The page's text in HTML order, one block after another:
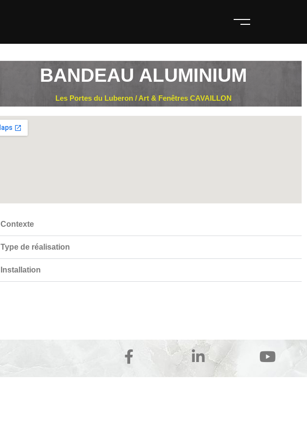
BANDEAU ALUMINIUM
Les Portes du Luberon / Art & Fenêtres CAVAILLON
Contexte
Type de réalisation
Installation